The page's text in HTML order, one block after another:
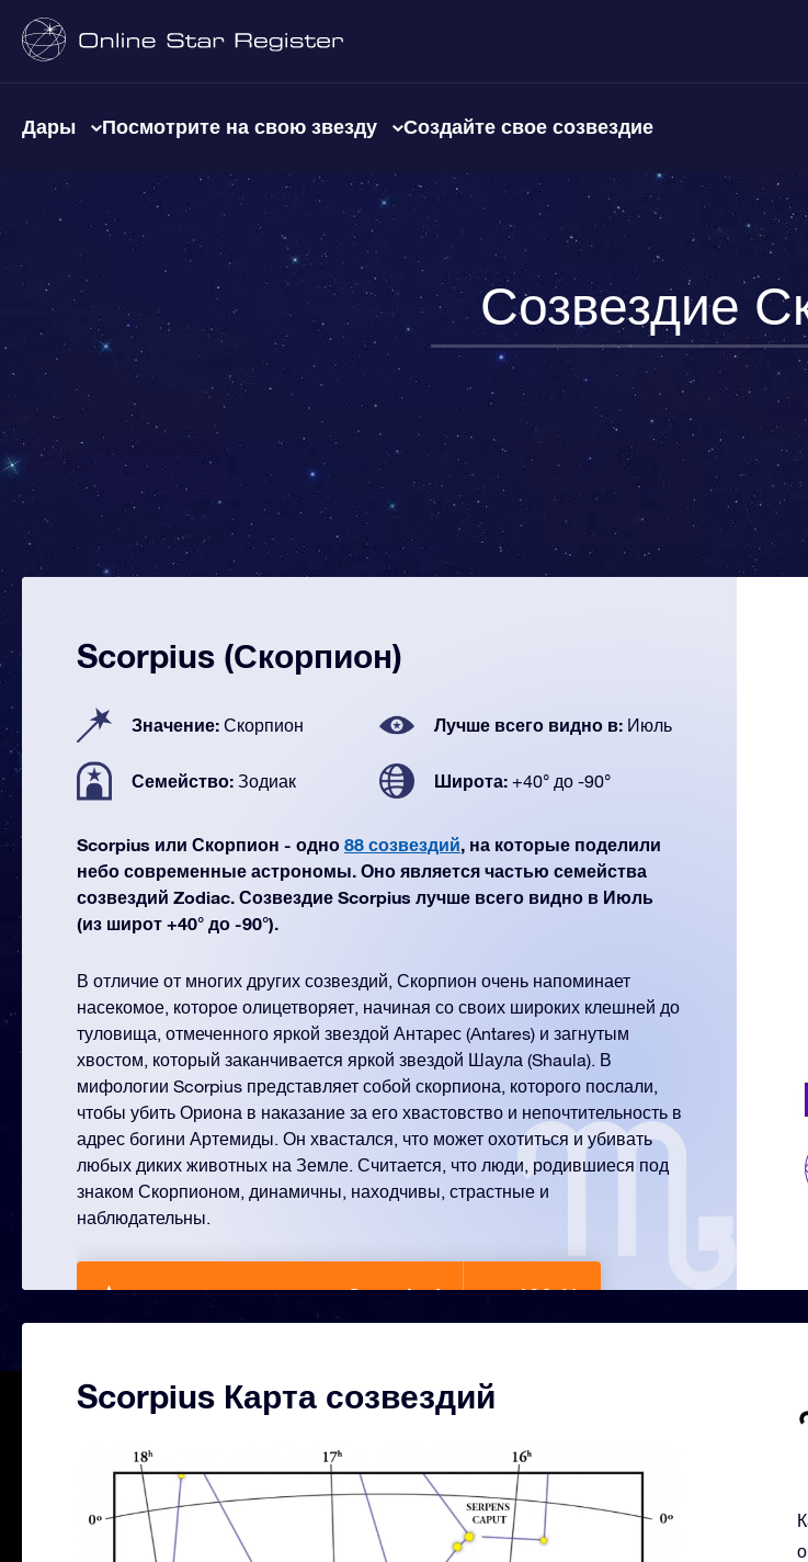
Дары Посмотрите на свою звезду Создайте свое созвездие
Созвездие
Scorpius (Скорпион)
Значение: Скорпион Лучше всего видно в: Июль
Семейство: Зодиак Широта: +40° до -90°
Scorpius или Скорпион - одно 88 созвездий, на которые поделили
небо современные астрономы. Оно является частью семейства
созвездий Zodiac. Созвездие Scorpius лучше всего видно в Июль
(из широт +40° до -90°).
В отличие от многих других созвездий, Скорпион очень напоминает
насекомое, которое олицетворяет, начиная со своих широких клешней до
туловища, отмеченного яркой звездой Антарес (Antares) и загнутым
хвостом, который заканчивается яркой звездой Шаула (Shaula). В
мифологии Scorpius представляет собой скорпиона, которого послали,
чтобы убить Ориона в наказание за его хвастовство и непочтительность в
адрес богини Артемиды. Он хвастался, что может охотиться и убивать
любых диких животных на Земле. Считается, что люди, родившиеся под
знаком Скорпионом, динамичны, находчивы, страстные и
наблюдательны.
Назовите звезду от Scorpius! От 186 ￥
Scorpius Карта созвездий